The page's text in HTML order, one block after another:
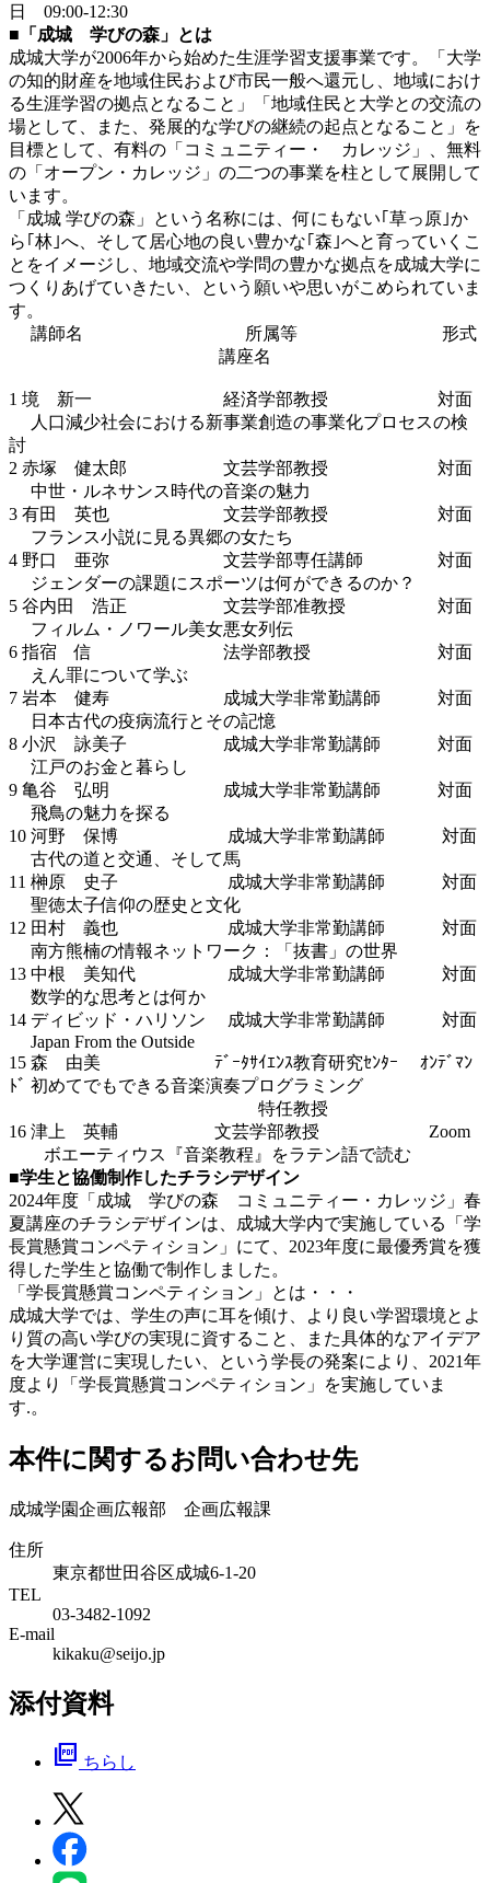
日 09:00-12:30
■「成城 学びの森」とは
成城大学が2006年から始めた生涯学習支援事業です。「大学
の知的財産を地域住民および市民一般へ還元し、地域におけ
る生涯学習の拠点となること」「地域住民と大学との交流の
場として、また、発展的な学びの継続の起点となること」を
目標として、有料の「コミュニティー・ カレッジ」、無料
の「オープン・カレッジ」の二つの事業を柱として展開して
います。
「成城 学びの森」という名称には、何にもない｢草っ原｣か
ら｢林｣へ、そして居心地の良い豊かな｢森｣へと育っていくこ
とをイメージし、地域交流や学問の豊かな拠点を成城大学に
つくりあげていきたい、という願いや思いがこめられていま
す。
講師名 所属等 形式
講座名
1 境 新一 経済学部教授 対面
人口減少社会における新事業創造の事業化プロセスの検
討
2 赤塚 健太郎 文芸学部教授 対面
中世・ルネサンス時代の音楽の魅力
3 有田 英也 文芸学部教授 対面
フランス小説に見る異郷の女たち
4 野口 亜弥 文芸学部専任講師 対面
ジェンダーの課題にスポーツは何ができるのか？
5 谷内田 浩正 文芸学部准教授 対面
フィルム・ノワール美女悪女列伝
6 指宿 信 法学部教授 対面
えん罪について学ぶ
7 岩本 健寿 成城大学非常勤講師 対面
日本古代の疫病流行とその記憶
8 小沢 詠美子 成城大学非常勤講師 対面
江戸のお金と暮らし
9 亀谷 弘明 成城大学非常勤講師 対面
飛鳥の魅力を探る
10 河野 保博 成城大学非常勤講師 対面
古代の道と交通、そして馬
11 榊原 史子 成城大学非常勤講師 対面
聖徳太子信仰の歴史と文化
12 田村 義也 成城大学非常勤講師 対面
南方熊楠の情報ネットワーク：「抜書」の世界
13 中根 美知代 成城大学非常勤講師 対面
数学的な思考とは何か
14 ディビッド・ハリソン 成城大学非常勤講師 対面
Japan From the Outside
15 森 由美 ﾃﾞｰﾀｻｲｴﾝｽ教育研究ｾﾝﾀｰ ｵﾝﾃﾞﾏﾝ
ﾄﾞ 初めてでもできる音楽演奏プログラミング
特任教授
16 津上 英輔 文芸学部教授 Zoom
ボエーティウス『音楽教程』をラテン語で読む
■学生と協働制作したチラシデザイン
2024年度「成城 学びの森 コミュニティー・カレッジ」春
夏講座のチラシデザインは、成城大学内で実施している「学
長賞懸賞コンペティション」にて、2023年度に最優秀賞を獲
得した学生と協働で制作しました。
「学長賞懸賞コンペティション」とは・・・
成城大学では、学生の声に耳を傾け、より良い学習環境とよ
り質の高い学びの実現に資すること、また具体的なアイデア
を大学運営に実現したい、という学長の発案により、2021年
度より「学長賞懸賞コンペティション」を実施していま
す.。
本件に関するお問い合わせ先
成城学園企画広報部 企画広報課
住所
東京都世田谷区成城6-1-20
TEL
03-3482-1092
E-mail
kikaku@seijo.jp
添付資料
picture_as_pdf ちらし